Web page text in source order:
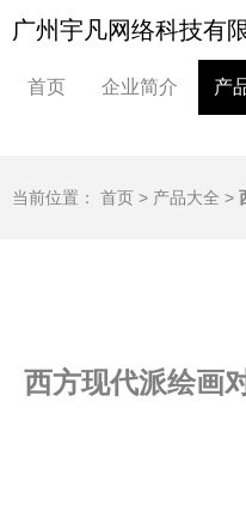
广州宇凡网络科技有
首页 企业简介 产
当前位置： 首页 > 产品大全 >
西方现代派绘画